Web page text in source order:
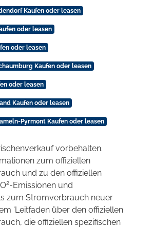
Kaufen oder leasen
oder leasen
oder leasen
Kaufen oder leasen
oder leasen
Kaufen oder leasen
Pyrmont Kaufen oder leasen
vorbehalten.
zum offiziellen
und zu den offiziellen
2-Emissionen und
zum Stromverbrauch neuer
'Leitfaden über den offiziellen
die offiziellen spezifischen